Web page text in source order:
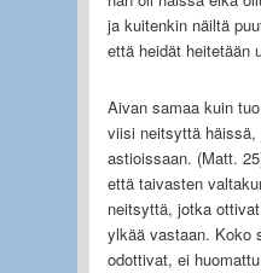
ja kuitenkin näiltä
että heidät heitetään
Aivan samaa kuin
viisi neitsyttä
astioissaan. (Matt.
että taivasten
neitsyttä, jotka
ylkää vastaan. Koko
odottivat, ei